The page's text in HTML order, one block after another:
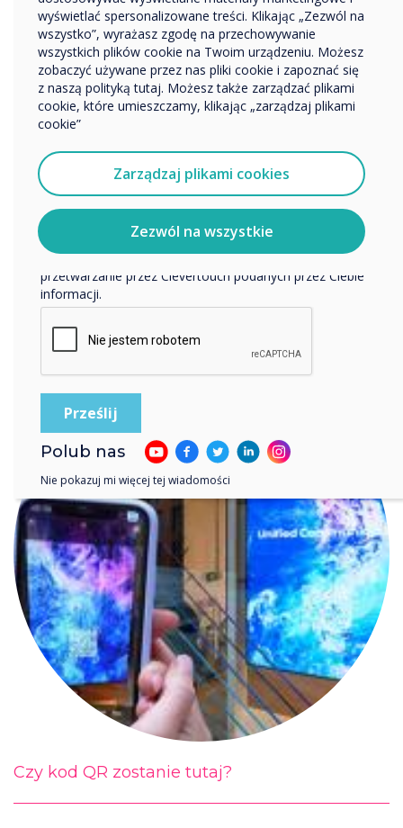
CZYTAJ DALEJ
Czy kod QR zostanie tutaj?
Jeśli masz budynek z
wieloma salami
konferencyjnymi i miejscami
do narad, możesz wyświetlić
stan ich wszystkich
wyświetlać spersonalizowane treści. Klikając „Zezwól na
wszystko”, wyrażasz zgodę na przechowywanie
wszystkich plików cookie na Twoim urządzeniu. Możesz
zobaczyć używane przez nas pliki cookie i zapoznać się
z naszą polityką tutaj. Możesz także zarządzać plikami
cookie, które umieszczamy, klikając „zarządzaj plikami
cookie”
Zarządzaj plikami cookies
Zezwól na wszystkie
Nazwa firmy
Chcielibyśmy się z Tobą skontaktować w sprawie
naszych produktów i usług za pośrednictwem poczty
elektronicznej, telefonu lub poczty.
Clevertouch.
Aby uzyskać informacje o tym, jak gromadzimy i
wykorzystujemy Twoje dane osobowe, odwiedź naszą
politykę prywatności.
Klikając Wyślij, wyrażasz zgodę na przechowywanie i
przetwarzanie przez Clevertouch podanych przez Ciebie
informacji.
Polub nas
Nie pokazuj mi więcej tej wiadomości